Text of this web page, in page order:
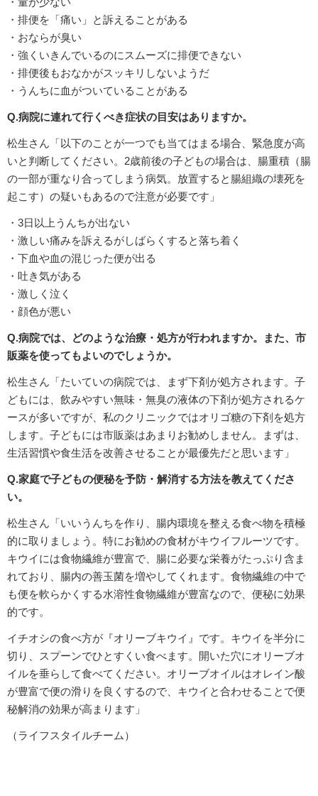
・排便を「痛い」と訴えることがある
・おならが臭い
・強くいきんでいるのにスムーズに排便できない
・排便後もおなかがスッキリしないようだ
・うんちに血がついていることがある
Q.病院に連れて行くべき症状の目安はありますか。
松生さん「以下のことが一つでも当てはまる場合、緊急度が高
いと判断してください。2歳前後の子どもの場合は、腸重積（腸
の一部が重なり合ってしまう病気。放置すると腸組織の壊死を
起こす）の疑いもあるので注意が必要です」
・3日以上うんちが出ない
・激しい痛みを訴えるがしばらくすると落ち着く
・下血や血の混じった便が出る
・吐き気がある
・激しく泣く
・顔色が悪い
Q.病院では、どのような治療・処方が行われますか。また、市
販薬を使ってもよいのでしょうか。
松生さん「たいていの病院では、まず下剤が処方されます。子
どもには、飲みやすい無味・無臭の液体の下剤が処方されるケ
ースが多いですが、私のクリニックではオリゴ糖の下剤を処方
します。子どもには市販薬はあまりお勧めしません。まずは、
生活習慣や食生活を改善させることが最優先だと思います」
Q.家庭で子どもの便秘を予防・解消する方法を教えてくださ
い。
松生さん「いいうんちを作り、腸内環境を整える食べ物を積極
的に取りましょう。特にお勧めの食材がキウイフルーツです。
キウイには食物繊維が豊富で、腸に必要な栄養がたっぷり含ま
れており、腸内の善玉菌を増やしてくれます。食物繊維の中で
も便を軟らかくする水溶性食物繊維が豊富なので、便秘に効果
的です。
イチオシの食べ方が『オリーブキウイ』です。キウイを半分に
切り、スプーンでひとすくい食べます。開いた穴にオリーブオ
イルを垂らして食べてください。オリーブオイルはオレイン酸
が豊富で便の滑りを良くするので、キウイと合わせることで便
秘解消の効果が高まります」
（ライフスタイルチーム）